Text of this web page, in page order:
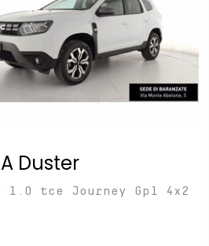
Duster
1.0 tce Journey Gpl 4x2